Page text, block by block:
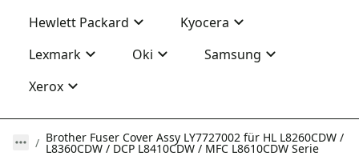
Hewlett Packard
Kyocera
Lexmark
Oki
Samsung
Xerox
Brother Fuser Cover Assy LY7727002 für HL L8260CDW /
L8360CDW / DCP L8410CDW / MFC L8610CDW Serie